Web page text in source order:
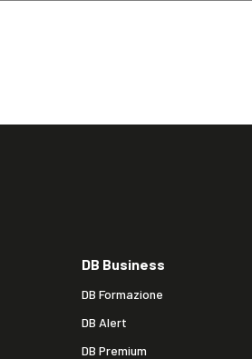
DB Business
DB Formazione
DB Alert
DB Premium